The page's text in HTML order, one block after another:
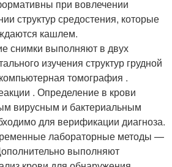
при вовлечении
структур средостения, которые
кашлем.
снимки выполняют в двух
изучения структур грудной
томография .
. Определение в крови
вирусным и бактериальным
для верификации диагноза.
лабораторные методы —
выполняют